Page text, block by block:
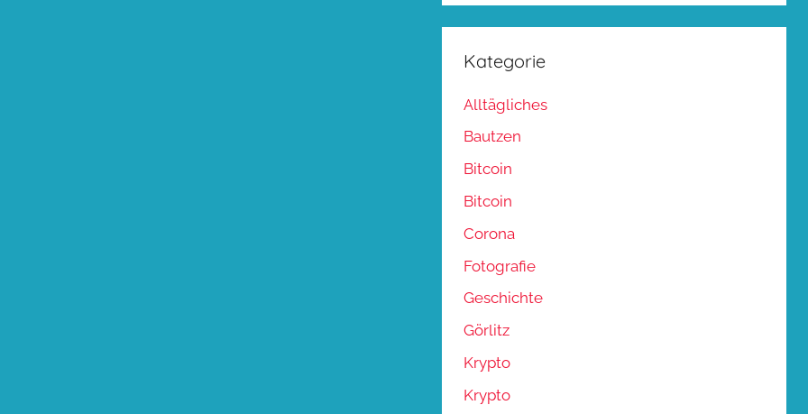
Kategorie
Alltägliches
Bautzen
Bitcoin
Bitcoin
Corona
Fotografie
Geschichte
Görlitz
Krypto
Krypto